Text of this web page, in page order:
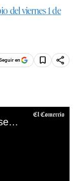
del viernes 1 de
en
Yape y Plin: ¿desde cuándo se podrán hacer transferencias entre ambas billeteras?